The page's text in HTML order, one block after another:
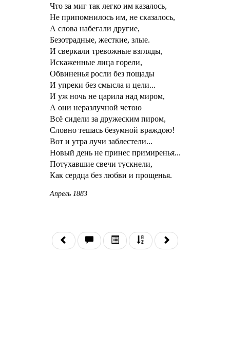
Что за миг так легко им казалось,
Не припомнилось им, не сказалось,
А слова набегали другие,
Безотрадные, жесткие, злые.
И сверкали тревожные взгляды,
Искаженные лица горели,
Обвиненья росли без пощады
И упреки без смысла и цели...
И уж ночь не царила над миром,
А они неразлучной четою
Всё сидели за дружеским пиром,
Словно тешась безумной враждою!
Вот и утра лучи заблестели...
Новый день не принес примиренья...
Потухавшие свечи тускнели,
Как сердца без любви и прощенья.
Апрель 1883